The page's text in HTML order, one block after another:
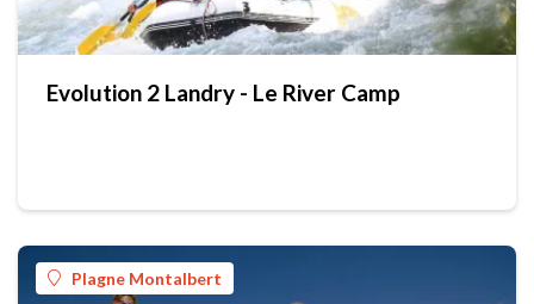
Evolution 2 Landry - Le River Camp
Plagne Montalbert